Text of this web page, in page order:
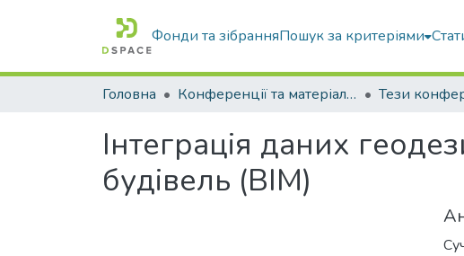
Фонди та зібранняПошук за критеріями
Головна Конференції та матеріали конференцій Тези
Інтеграція даних
будівель (BIM)